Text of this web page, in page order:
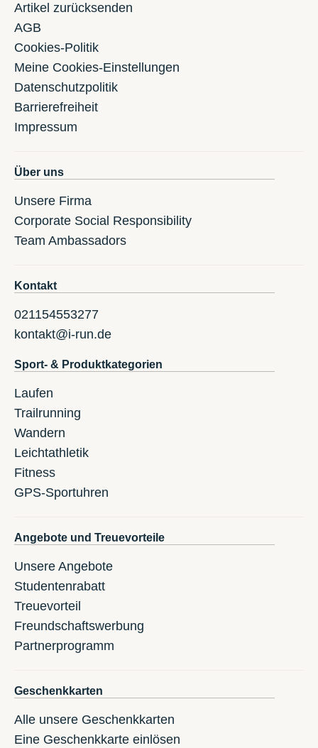
Artikel zurücksenden
AGB
Cookies-Politik
Meine Cookies-Einstellungen
Datenschutzpolitik
Barrierefreiheit
Impressum
Über uns
Unsere Firma
Corporate Social Responsibility
Team Ambassadors
Kontakt
021154553277
kontakt@i-run.de
Sport- & Produktkategorien
Laufen
Trailrunning
Wandern
Leichtathletik
Fitness
GPS-Sportuhren
Angebote und Treuevorteile
Unsere Angebote
Studentenrabatt
Treuevorteil
Freundschaftswerbung
Partnerprogramm
Geschenkkarten
Alle unsere Geschenkkarten
Eine Geschenkkarte einlösen